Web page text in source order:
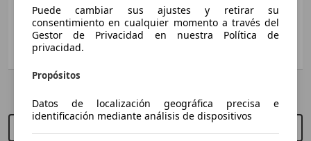
HS 1.5 T-GDI Luxury
119 KW (162 PS)
HS 1.5 T-GDI Luxury Aut.
119 KW (162 PS)
Capacidad de
remolque:
750 - 1500 kg
SUV/4x4/Pickup
AutoScout24 S.A.U no se hace responsable de la exactitud de la
Puede cambiar sus ajustes y retirar su
consentimiento en cualquier momento a través del
Gestor de Privacidad en nuestra Política de
privacidad.
Propósitos
Datos de localización geográfica precisa e
identificación mediante análisis de dispositivos